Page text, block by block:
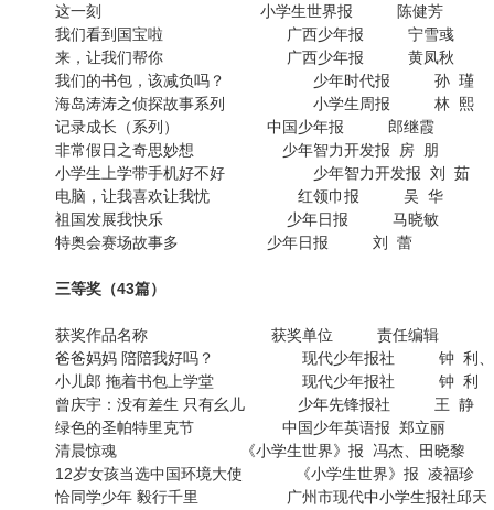
这一刻 小学生世界报 陈健芳
我们看到国宝啦 广西少年报 宁雪彧
来，让我们帮你 广西少年报 黄凤秋
我们的书包，该减负吗？ 少年时代报 孙 瑾
海岛涛涛之侦探故事系列 小学生周报 林 熙
记录成长（系列） 中国少年报 郎继霞
非常假日之奇思妙想 少年智力开发报 房 朋
小学生上学带手机好不好 少年智力开发报 刘 茹
电脑，让我喜欢让我忧 红领巾报 吴 华
祖国发展我快乐 少年日报 马晓敏
特奥会赛场故事多 少年日报 刘 蕾
三等奖（43篇）
获奖作品名称 获奖单位 责任编辑
爸爸妈妈 陪陪我好吗？ 现代少年报社 钟 利、
小儿郎 拖着书包上学堂 现代少年报社 钟 利
曾庆宇：没有差生 只有幺儿 少年先锋报社 王 静
绿色的圣帕特里克节 中国少年英语报 郑立丽
清晨惊魂 《小学生世界》报 冯杰、田晓黎
12岁女孩当选中国环境大使 《小学生世界》报 凌福珍
恰同学少年 毅行千里 广州市现代中小学生报社邱天